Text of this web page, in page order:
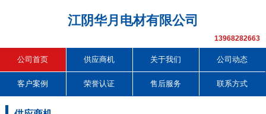
江阴华月电材有限公司
13968282663
公司首页 供应商机 关于我们 公司动态
客户案例 荣誉认证 售后服务 联系方式